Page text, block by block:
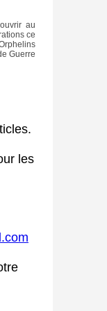
au
ce
Guerre
les